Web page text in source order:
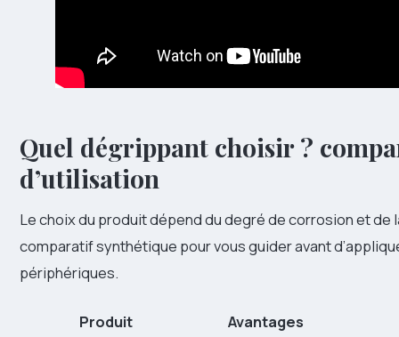
Quel dégrippant choisir ?
d’utilisation
Le choix du produit dépend du degré de corrosion et
comparatif synthétique pour vous guider avant
périphériques.
Produit Avantages